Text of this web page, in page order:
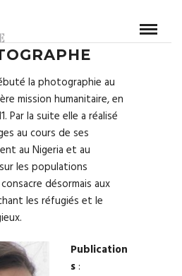
la photographie au
mission humanitaire, en
Par la suite elle a réalisé
au cours de ses
au Nigeria et au
les populations
désormais aux
les réfugiés et le
Publication
s :